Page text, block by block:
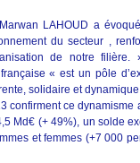
LAHOUD a
du secteur ,
de notre
« est un pôle
solidaire et
confirment ce
Md€ (+ 49%), un solde
et femmes (+7 000